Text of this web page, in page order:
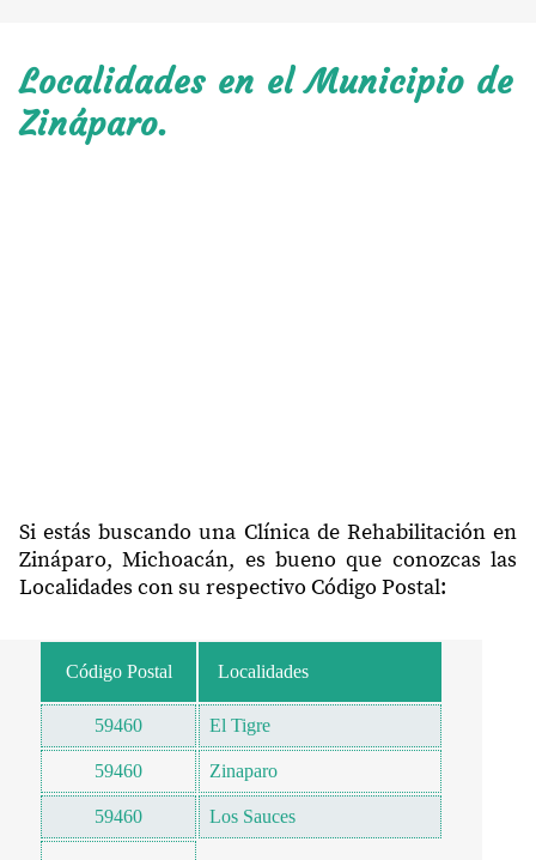
Localidades en el Municipio de
Zináparo.
Si estás buscando una Clínica de Rehabilitación en
Zináparo, Michoacán, es bueno que conozcas las
Localidades con su respectivo Código Postal:
Código Postal Localidades
59460 El Tigre
59460 Zinaparo
59460 Los Sauces